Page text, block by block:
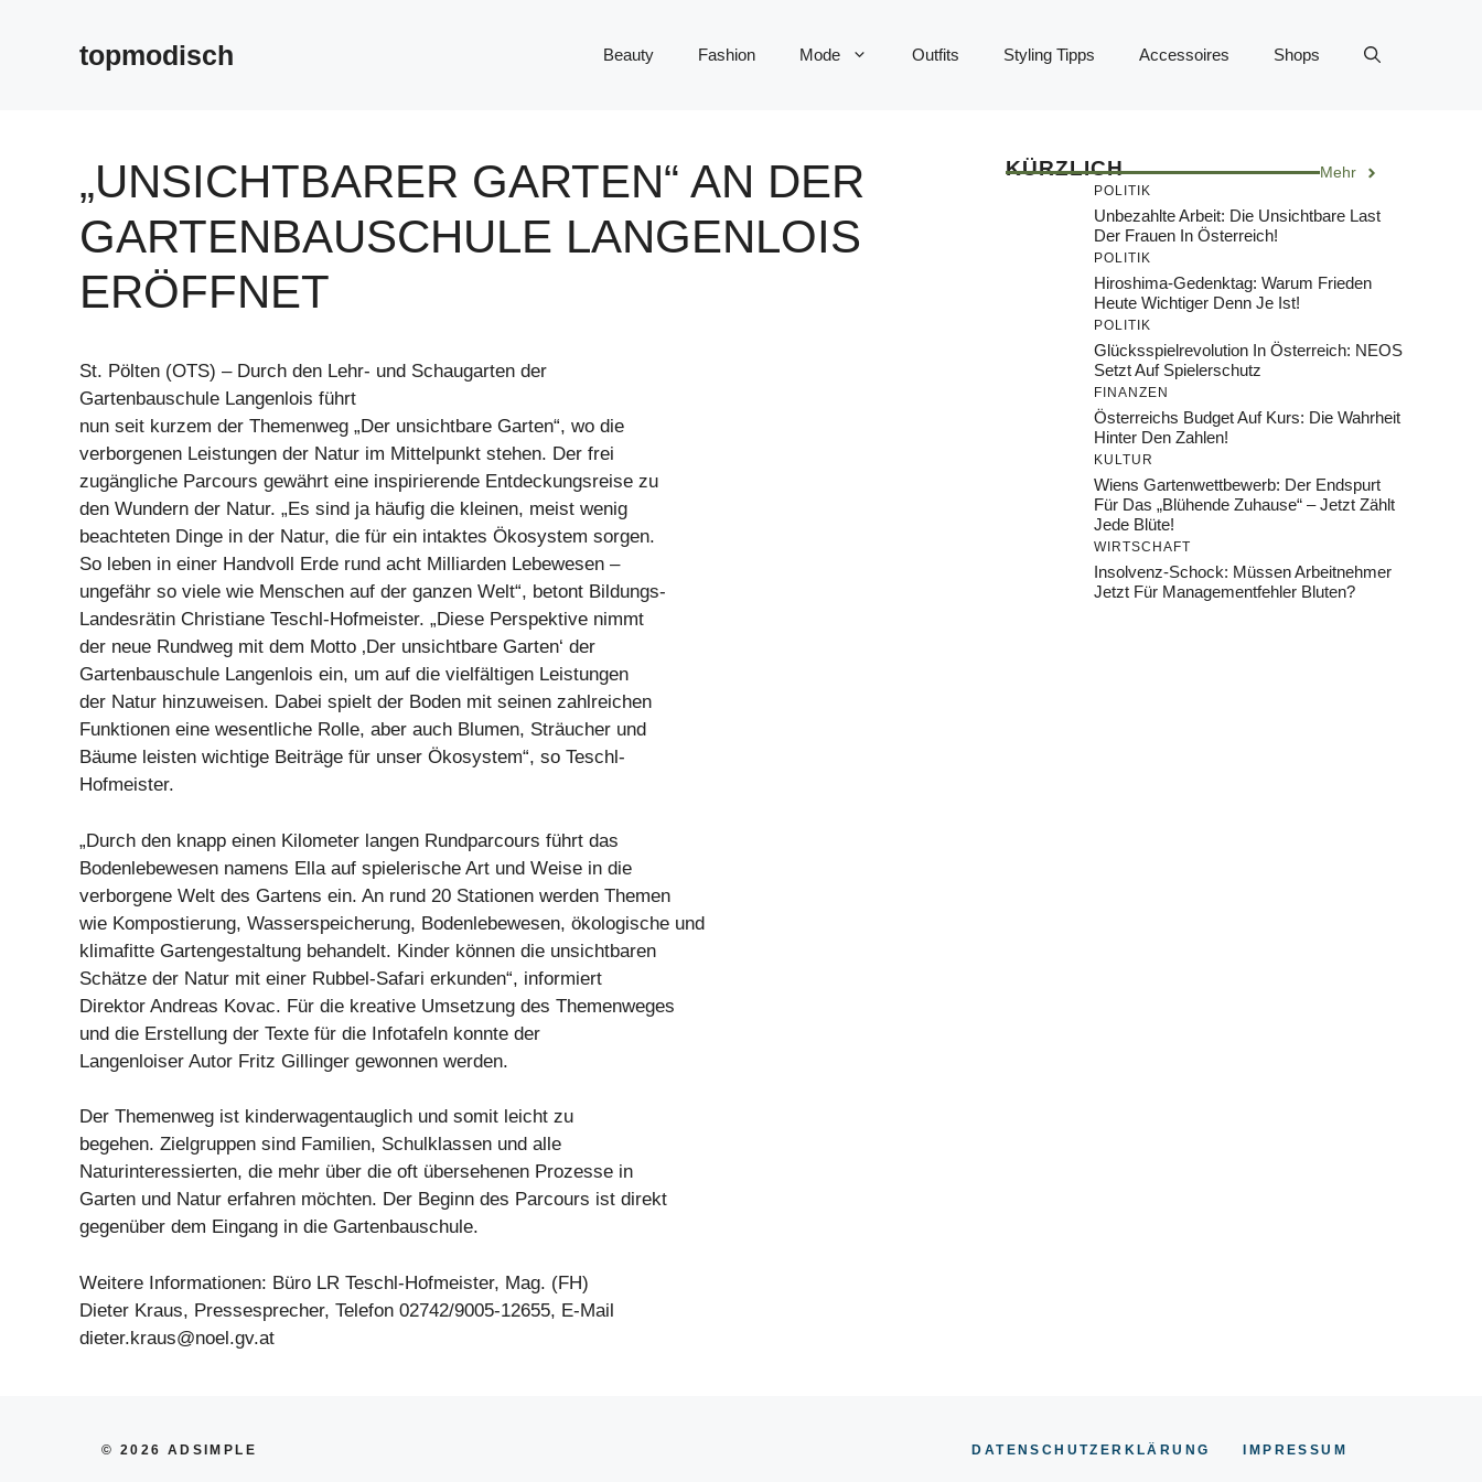
topmodisch Beauty Fashion Mode Outfits Styling Tipps Accessoires Shops
„UNSICHTBARER GARTEN“ AN DER
GARTENBAUSCHULE LANGENLOIS
ERÖFFNET
St. Pölten (OTS) – Durch den Lehr- und Schaugarten der
Gartenbauschule Langenlois führt
nun seit kurzem der Themenweg „Der unsichtbare Garten“, wo die
verborgenen Leistungen der Natur im Mittelpunkt stehen. Der frei
zugängliche Parcours gewährt eine inspirierende Entdeckungsreise zu
den Wundern der Natur. „Es sind ja häufig die kleinen, meist wenig
beachteten Dinge in der Natur, die für ein intaktes Ökosystem sorgen.
So leben in einer Handvoll Erde rund acht Milliarden Lebewesen –
ungefähr so viele wie Menschen auf der ganzen Welt“, betont Bildungs-
Landesrätin Christiane Teschl-Hofmeister. „Diese Perspektive nimmt
der neue Rundweg mit dem Motto ‚Der unsichtbare Garten‘ der
Gartenbauschule Langenlois ein, um auf die vielfältigen Leistungen
der Natur hinzuweisen. Dabei spielt der Boden mit seinen zahlreichen
Funktionen eine wesentliche Rolle, aber auch Blumen, Sträucher und
Bäume leisten wichtige Beiträge für unser Ökosystem“, so Teschl-
Hofmeister.
„Durch den knapp einen Kilometer langen Rundparcours führt das
Bodenlebewesen namens Ella auf spielerische Art und Weise in die
verborgene Welt des Gartens ein. An rund 20 Stationen werden Themen
wie Kompostierung, Wasserspeicherung, Bodenlebewesen, ökologische und
klimafitte Gartengestaltung behandelt. Kinder können die unsichtbaren
Schätze der Natur mit einer Rubbel-Safari erkunden“, informiert
Direktor Andreas Kovac. Für die kreative Umsetzung des Themenweges
und die Erstellung der Texte für die Infotafeln konnte der
Langenloiser Autor Fritz Gillinger gewonnen werden.
Der Themenweg ist kinderwagentauglich und somit leicht zu
begehen. Zielgruppen sind Familien, Schulklassen und alle
Naturinteressierten, die mehr über die oft übersehenen Prozesse in
Garten und Natur erfahren möchten. Der Beginn des Parcours ist direkt
gegenüber dem Eingang in die Gartenbauschule.
Weitere Informationen: Büro LR Teschl-Hofmeister, Mag. (FH)
Dieter Kraus, Pressesprecher, Telefon 02742/9005-12655, E-Mail
dieter.kraus@noel.gv.at
KÜRZLICH Mehr
POLITIK
Unbezahlte Arbeit: Die Unsichtbare Last
Der Frauen In Österreich!
POLITIK
Hiroshima-Gedenktag: Warum Frieden
Heute Wichtiger Denn Je Ist!
POLITIK
Glücksspielrevolution In Österreich: NEOS
Setzt Auf Spielerschutz
FINANZEN
Österreichs Budget Auf Kurs: Die Wahrheit
Hinter Den Zahlen!
KULTUR
Wiens Gartenwettbewerb: Der Endspurt
Für Das „Blühende Zuhause“ – Jetzt Zählt
Jede Blüte!
WIRTSCHAFT
Insolvenz-Schock: Müssen Arbeitnehmer
Jetzt Für Managementfehler Bluten?
© 2026 ADSIMPLE DATENSCHUTZERKLÄRUNG IMPRESSUM